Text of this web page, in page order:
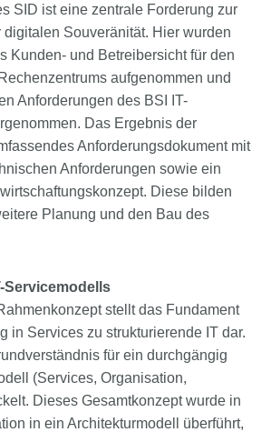
SID ist eine zentrale Forderung zur
Souveränität. Hier wurden
Kunden- und Betreibersicht für den
aufgenommen und
Anforderungen des BSI IT-
Das Ergebnis der
Anforderungsdokument mit
Anforderungen sowie ein
Diese bilden
Planung und den Bau des
Servicemodells
stellt das Fundament
in Services zu strukturierende IT dar.
für ein durchgängig
(Services, Organisation,
Dieses Gesamtkonzept wurde in
in ein Architekturmodell überführt,